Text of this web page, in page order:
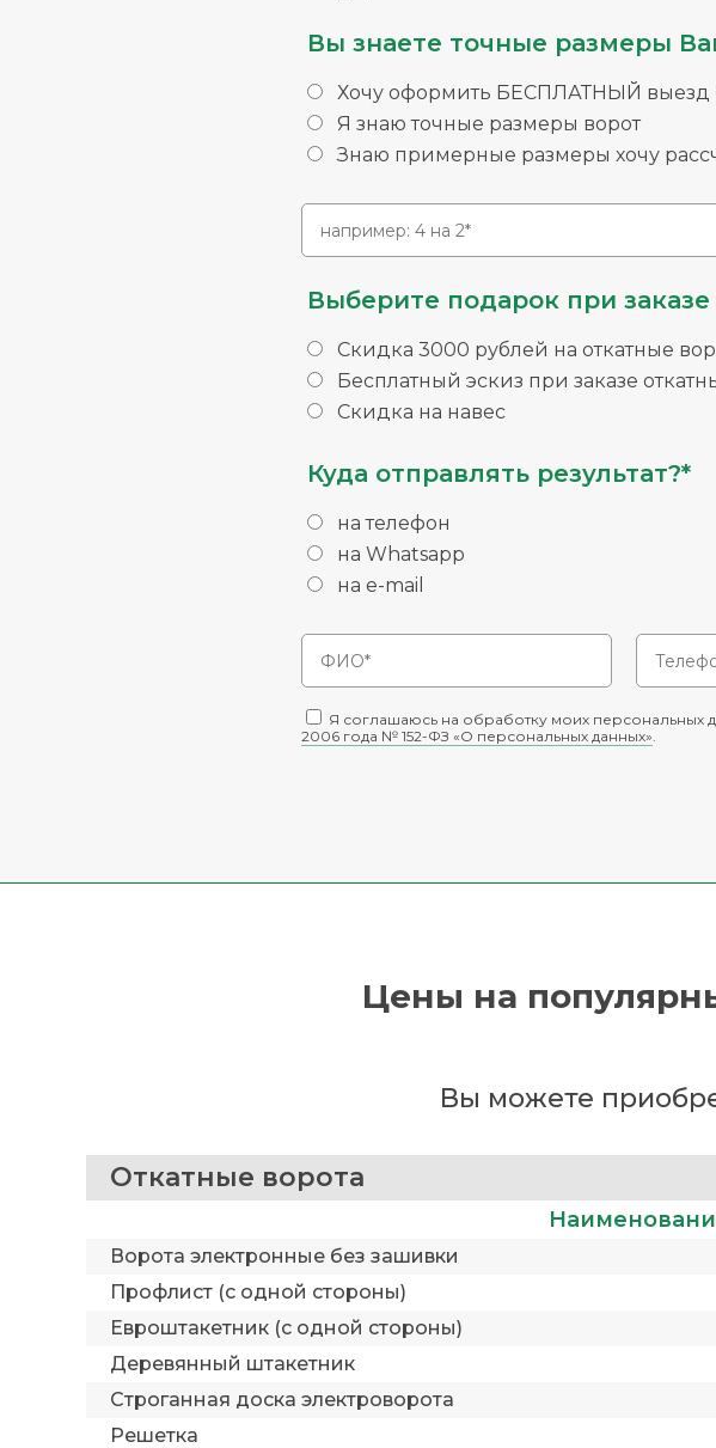
Вы знаете точные размеры
Хочу оформить БЕСПЛАТНЫЙ выезд
Я знаю точные размеры ворот
Знаю примерные размеры хочу
Выберите подарок при заказе
Скидка 3000 рублей на откатные
Бесплатный эскиз при заказе
Скидка на навес
Куда отправлять результат?*
на телефон
на Whatsapp
на e-mail
Я соглашаюсь на обработку моих персональных
2006 года № 152-ФЗ «О персональных данных».
Цены на
Вы можете
Откатные ворота
Ворота электронные без зашивки
Профлист (с одной стороны)
Евроштакетник (с одной стороны)
Деревянный штакетник
Строганная доска электроворота
Решетка